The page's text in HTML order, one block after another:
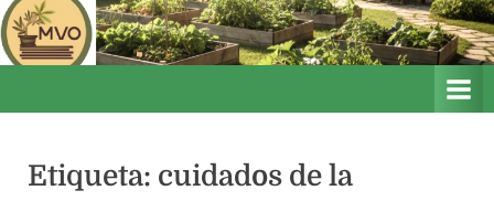
Saltar
al
M
e
g
Mis
Vegetales
Etiqueta: cuidados de la